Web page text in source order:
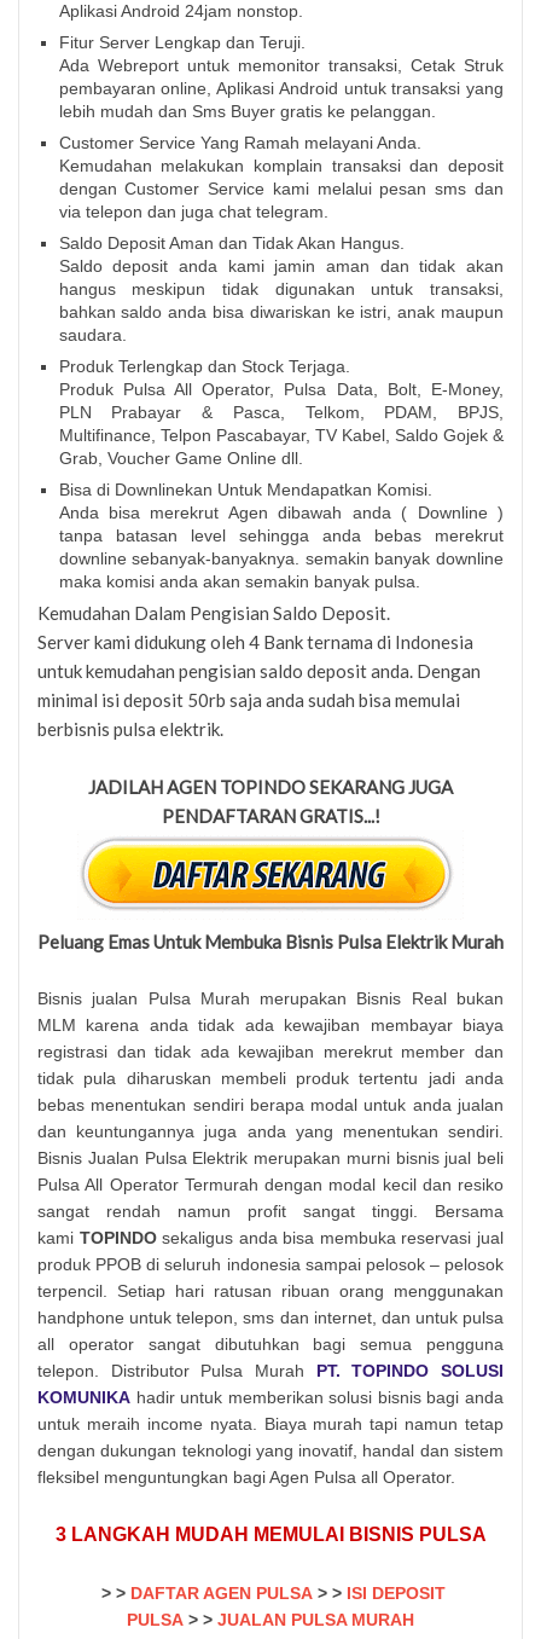
Aplikasi Android 24jam nonstop.
Fitur Server Lengkap dan Teruji.
Ada Webreport untuk memonitor transaksi, Cetak Struk
pembayaran online, Aplikasi Android untuk transaksi yang
lebih mudah dan Sms Buyer gratis ke pelanggan.
Customer Service Yang Ramah melayani Anda.
Kemudahan melakukan komplain transaksi dan deposit
dengan Customer Service kami melalui pesan sms dan
via telepon dan juga chat telegram.
Saldo Deposit Aman dan Tidak Akan Hangus.
Saldo deposit anda kami jamin aman dan tidak akan
hangus meskipun tidak digunakan untuk transaksi,
bahkan saldo anda bisa diwariskan ke istri, anak maupun
saudara.
Produk Terlengkap dan Stock Terjaga.
Produk Pulsa All Operator, Pulsa Data, Bolt, E-Money,
PLN Prabayar & Pasca, Telkom, PDAM, BPJS,
Multifinance, Telpon Pascabayar, TV Kabel, Saldo Gojek &
Grab, Voucher Game Online dll.
Bisa di Downlinekan Untuk Mendapatkan Komisi.
Anda bisa merekrut Agen dibawah anda ( Downline )
tanpa batasan level sehingga anda bebas merekrut
downline sebanyak-banyaknya. semakin banyak downline
maka komisi anda akan semakin banyak pulsa.
Kemudahan Dalam Pengisian Saldo Deposit.
Server kami didukung oleh 4 Bank ternama di Indonesia
untuk kemudahan pengisian saldo deposit anda. Dengan
minimal isi deposit 50rb saja anda sudah bisa memulai
berbisnis pulsa elektrik.
JADILAH AGEN TOPINDO SEKARANG JUGA
PENDAFTARAN GRATIS...!
Peluang Emas Untuk Membuka Bisnis Pulsa Elektrik Murah
Bisnis jualan Pulsa Murah merupakan Bisnis Real bukan
MLM karena anda tidak ada kewajiban membayar biaya
registrasi dan tidak ada kewajiban merekrut member dan
tidak pula diharuskan membeli produk tertentu jadi anda
bebas menentukan sendiri berapa modal untuk anda jualan
dan keuntungannya juga anda yang menentukan sendiri.
Bisnis Jualan Pulsa Elektrik merupakan murni bisnis jual beli
Pulsa All Operator Termurah dengan modal kecil dan resiko
sangat rendah namun profit sangat tinggi. Bersama
kami TOPINDOsekaligus anda bisa membuka reservasi jual
produk PPOB di seluruh indonesia sampai pelosok – pelosok
terpencil. Setiap hari ratusan ribuan orang menggunakan
handphone untuk telepon, sms dan internet, dan untuk pulsa
all operator sangat dibutuhkan bagi semua pengguna
telepon. Distributor Pulsa Murah PT. TOPINDO SOLUSI
KOMUNIKA hadir untuk memberikan solusi bisnis bagi anda
untuk meraih income nyata. Biaya murah tapi namun tetap
dengan dukungan teknologi yang inovatif, handal dan sistem
fleksibel menguntungkan bagi Agen Pulsa all Operator.
3 LANGKAH MUDAH MEMULAI BISNIS PULSA
> > DAFTAR AGEN PULSA> > ISI DEPOSIT
PULSA > > JUALAN PULSA MURAH